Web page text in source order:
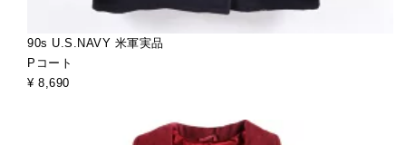
90s U.S.NAVY 米軍実品
Pコート
¥ 8,690